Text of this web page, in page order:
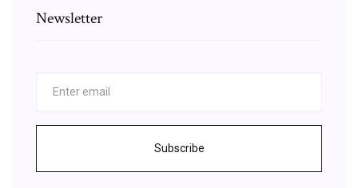
Newsletter
Subscribe